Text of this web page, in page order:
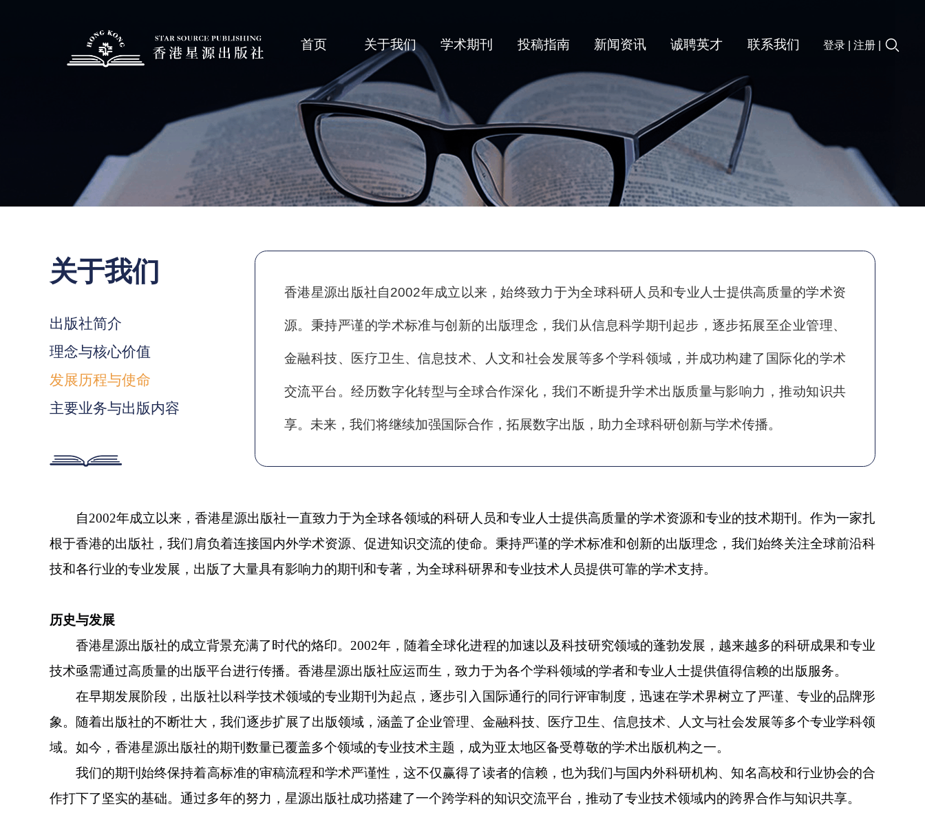
首页 关于我们 学术期刊 投稿指南 新闻资讯 诚聘英才 联系我们 登录 |注册
关于我们
出版社简介
理念与核心价值
发展历程与使命
主要业务与出版内容
香港星源出版社自2002年成立以来，始终致力于为全球科研人员和专业人士提供高质量的学术资
源。秉持严谨的学术标准与创新的出版理念，我们从信息科学期刊起步，逐步拓展至企业管理、
金融科技、医疗卫生、信息技术、人文和社会发展等多个学科领域，并成功构建了国际化的学术
交流平台。经历数字化转型与全球合作深化，我们不断提升学术出版质量与影响力，推动知识共
享。未来，我们将继续加强国际合作，拓展数字出版，助力全球科研创新与学术传播。
自2002年成立以来，香港星源出版社一直致力于为全球各领域的科研人员和专业人士提供高质量的学术资源和专业的技术期刊。作为一家扎
根于香港的出版社，我们肩负着连接国内外学术资源、促进知识交流的使命。秉持严谨的学术标准和创新的出版理念，我们始终关注全球前沿科
技和各行业的专业发展，出版了大量具有影响力的期刊和专著，为全球科研界和专业技术人员提供可靠的学术支持。
历史与发展
香港星源出版社的成立背景充满了时代的烙印。 2002年，随着全球化进程的加速以及科技研究领域的蓬勃发展，越来越多的科研成果和专业
技术亟需通过高质量的出版平台进行传播。香港星源出版社应运而生，致力于为各个学科领域的学者和专业人士提供值得信赖的出版服务。
在早期发展阶段，出版社以科学技术领域的专业期刊为起点，逐步引入国际通行的同行评审制度，迅速在学术界树立了严谨、专业的品牌形
象。随着出版社的不断壮大，我们逐步扩展了出版领域，涵盖了企业管理、金融科技、医疗卫生、信息技术、人文与社会发展等多个专业学科领
域。如今，香港星源出版社的期刊数量已覆盖多个领域的专业技术主题，成为亚太地区备受尊敬的学术出版机构之一。
我们的期刊始终保持着高标准的审稿流程和学术严谨性，这不仅赢得了读者的信赖，也为我们与国内外科研机构、知名高校和行业协会的合
作打下了坚实的基础。通过多年的努力，星源出版社成功搭建了一个跨学科的知识交流平台，推动了专业技术领域内的跨界合作与知识共享。